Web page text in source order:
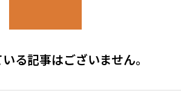
る記事はございません。